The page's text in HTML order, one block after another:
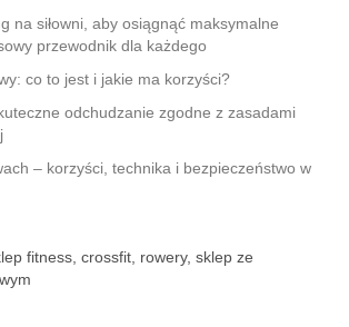
na siłowni, aby osiągnąć maksymalne
przewodnik dla każdego
co to jest i jakie ma korzyści?
odchudzanie zgodne z zasadami
– korzyści, technika i bezpieczeństwo w
fitness, crossfit, rowery, sklep ze